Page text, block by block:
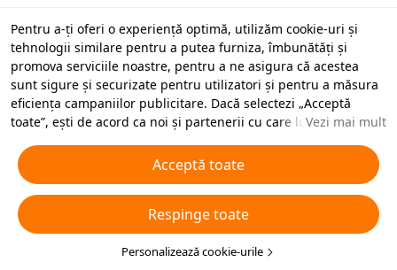
Pentru a-ți oferi o experiență optimă, utilizăm cookie-uri și
tehnologii similare pentru a putea furniza, îmbunătăți și
promova serviciile noastre, pentru a ne asigura că acestea
sunt sigure și securizate pentru utilizatori și pentru a măsura
eficiența campaniilor publicitare. Dacă selectezi „Acceptă
toate”, ești de acord ca noi și partenerii cu care lucrăm să
scopuri publicitare. De asemenea, poți „Respinge toate”
cookie-urile neesențiale sau poți alege ce tipuri de cookie-uri
dorești să accepți sau să dezactivezi, printr-un clic mai jos pe
„Personalizare cookie-uri” sau în orice moment în setările de
confidențialitate. Pentru mai multe detalii, veziPolitica noastră
privind cookie-urile și tehnologiile similare .
Vezi mai mult
Acceptă toate
Respinge toate
Personalizează cookie-urile